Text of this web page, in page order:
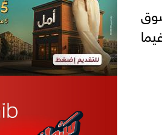
السوق